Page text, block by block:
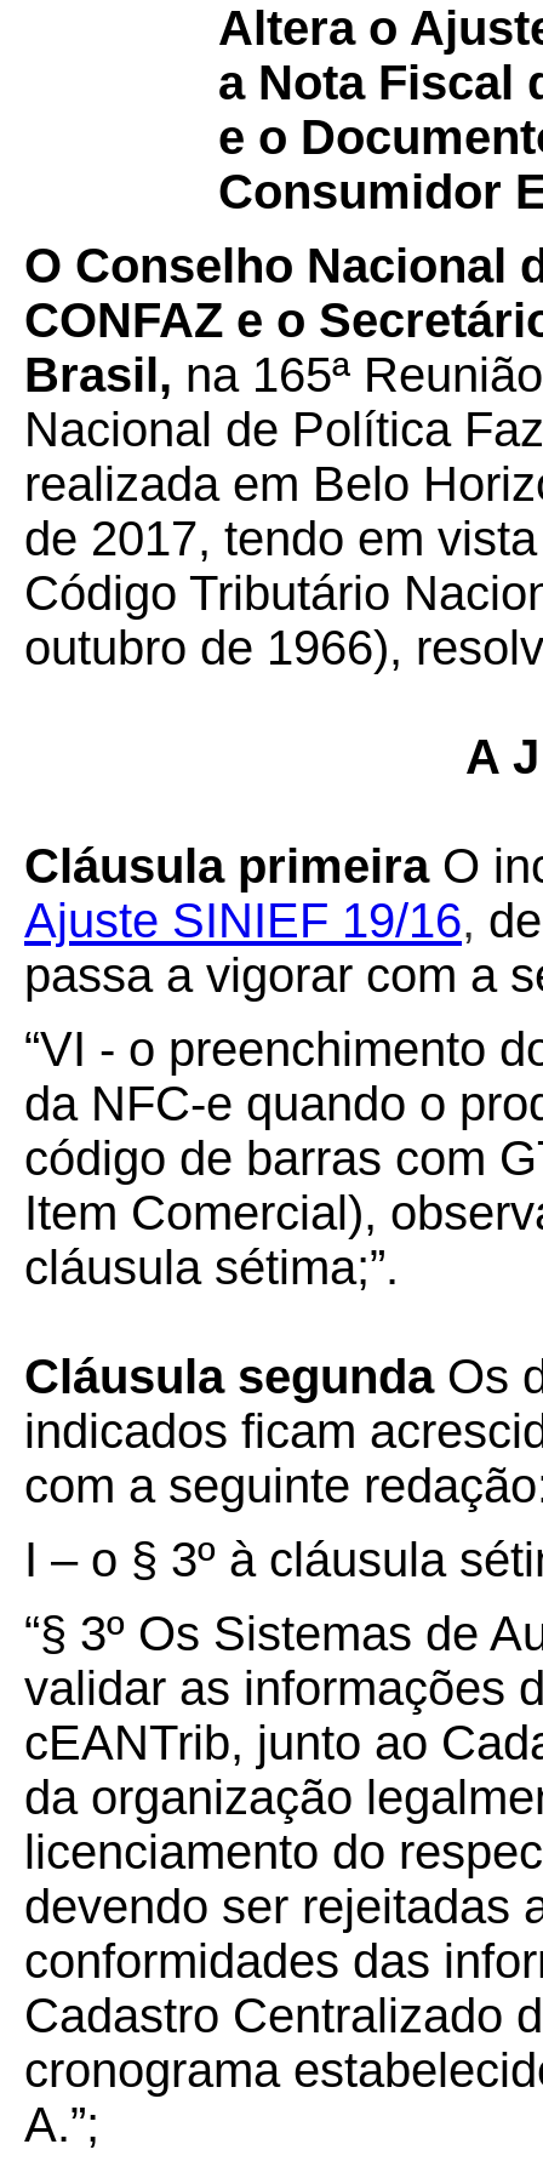
Altera o
a Nota Fiscal
e o
Consumidor
O Conselho Nacional
CONFAZ e o
Brasil, na 165ª
Nacional de Política
realizada em Belo
de 2017, tendo em
Código Tributário
outubro de 1966),
A
Cláusula primeira O
Ajuste SINIEF 19/16,
passa a vigorar com a
“VI - o preenchimento
da NFC-e quando o
código de barras com
Item Comercial),
cláusula sétima;”.
Cláusula segundaOs
indicados ficam
com a seguinte
I – o § 3º à cláusula
“§ 3º Os Sistemas de
validar as informações
cEANTrib, junto ao
da organização
licenciamento do
devendo ser rejeitadas
conformidades das
Cadastro Centralizado
cronograma
A.”;